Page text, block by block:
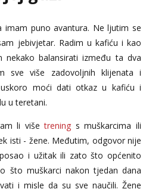
me kada se oslobodi
traži...
min
- Kod: #119
imam puno avantura. Ne ljutim se
jebivjetar. Radim u kafiću i kao
nekako balansirati između ta dva
sve više zadovoljnih klijenata i
moći dati otkaz u kafiću i
u teretani.
li višetrening s muškarcima ili
isti - žene. Međutim, odgovor nije
i užitak ili zato što općenito
što muškarci nakon tjedan dana
i misle da su sve naučili. Žene